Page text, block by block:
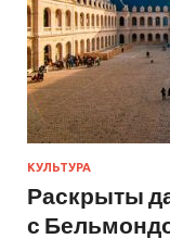
КУЛЬТУРА
Раскрыты
с